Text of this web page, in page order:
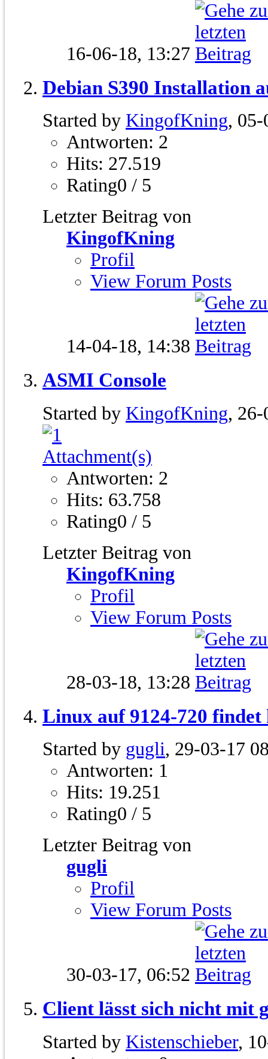
16-06-18, 13:27
Debian S390 Installation
Started by KingofKning,
Antworten: 2
Hits: 27.519
Rating0 / 5
Letzter Beitrag von
KingofKning
Profil
View Forum Posts
14-04-18, 14:38
ASMI Console
Started by KingofKning,
Antworten: 2
Hits: 63.758
Rating0 / 5
Letzter Beitrag von
KingofKning
Profil
View Forum Posts
28-03-18, 13:28
Linux auf 9124-720 findet
Started by gugli, 29-03-17
Antworten: 1
Hits: 19.251
Rating0 / 5
Letzter Beitrag von
gugli
Profil
View Forum Posts
30-03-17, 06:52
Client lässt sich nicht mit
Started by Kistenschieber,